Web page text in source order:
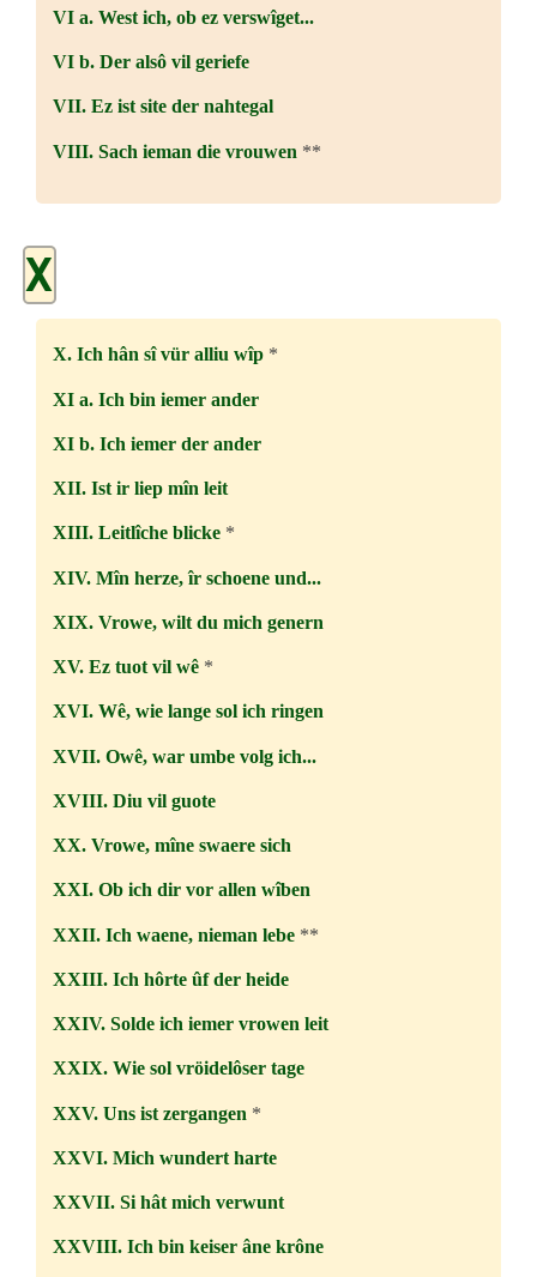
VI a. West ich, ob ez verswîget...
VI b. Der alsô vil geriefe
VII. Ez ist site der nahtegal
VIII. Sach ieman die vrouwen **
X
X. Ich hân sî vür alliu wîp*
XI a. Ich bin iemer ander
XI b. Ich iemer der ander
XII. Ist ir liep mîn leit
XIII. Leitlîche blicke*
XIV. Mîn herze, îr schoene und...
XIX. Vrowe, wilt du mich genern
XV. Ez tuot vil wê*
XVI. Wê, wie lange sol ich ringen
XVII. Owê, war umbe volg ich...
XVIII. Diu vil guote
XX. Vrowe, mîne swaere sich
XXI. Ob ich dir vor allen wîben
XXII. Ich waene, nieman lebe**
XXIII. Ich hôrte ûf der heide
XXIV. Solde ich iemer vrowen leit
XXIX. Wie sol vröidelôser tage
XXV. Uns ist zergangen *
XXVI. Mich wundert harte
XXVII. Si hât mich verwunt
XXVIII. Ich bin keiser âne krône